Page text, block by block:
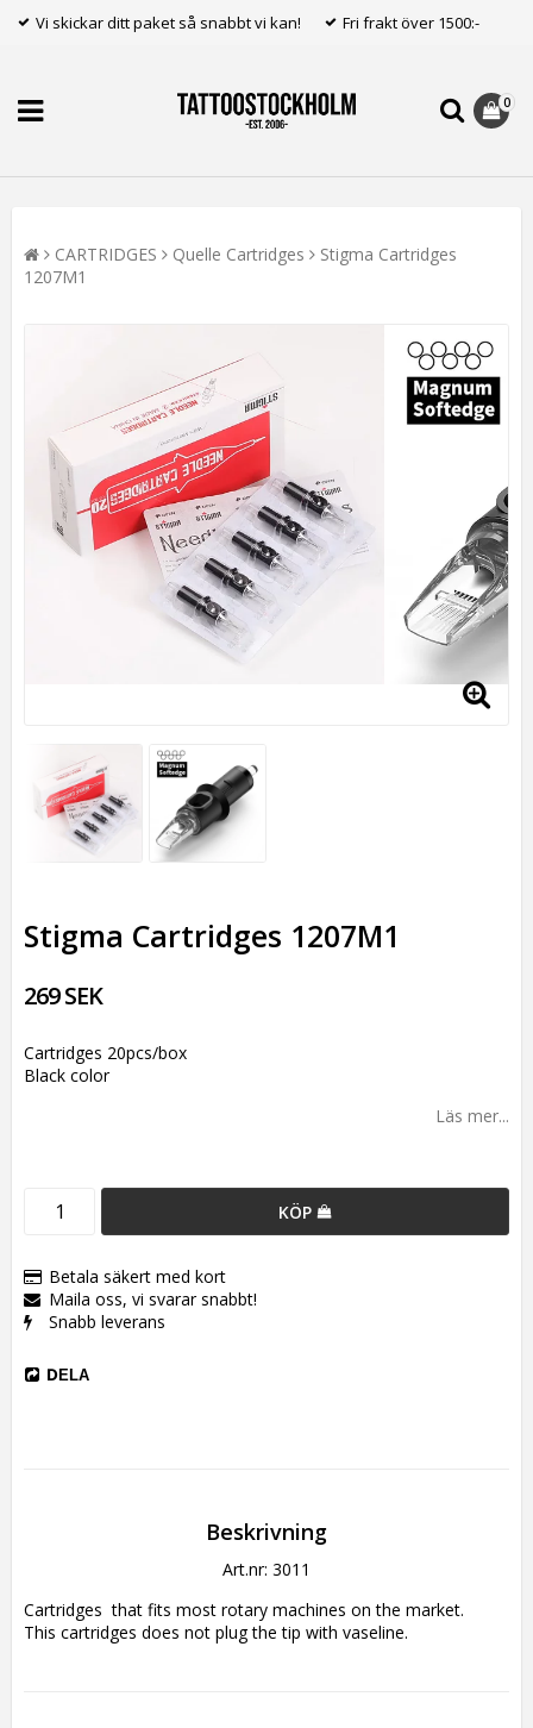
Vi skickar ditt paket så snabbt vi kan! Fri frakt över 1500:-
0
CARTRIDGES Quelle Cartridges
Stigma Cartridges
1207M1
Stigma Cartridges 1207M1
269 SEK
Cartridges 20pcs/box
Black color
Läs mer...
KÖP
Betala säkert med kort
Maila oss, vi svarar snabbt!
Snabb leverans
DELA
Beskrivning
Art.nr: 3011
Cartridges  that fits most rotary machines on the market.
This cartridges does not plug the tip with vaseline.